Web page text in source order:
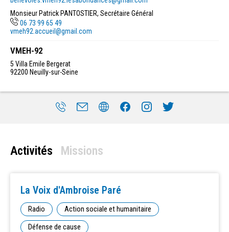
Monsieur Patrick PANTOSTIER, Secrétaire Général
06 73 99 65 49
vmeh92.accueil@gmail.com
VMEH-92
5 Villa Emile Bergerat
92200 Neuilly-sur-Seine
Activités Missions
La Voix d'Ambroise Paré
Radio
Action sociale et humanitaire
Défense de cause